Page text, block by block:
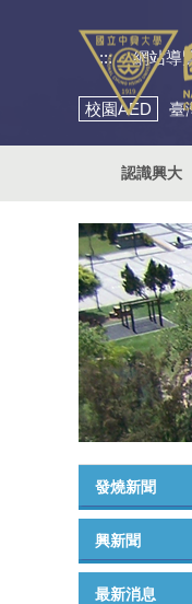
::: 網站導
校園AED 臺
認識興大
發燒新聞
興新聞
最新消息